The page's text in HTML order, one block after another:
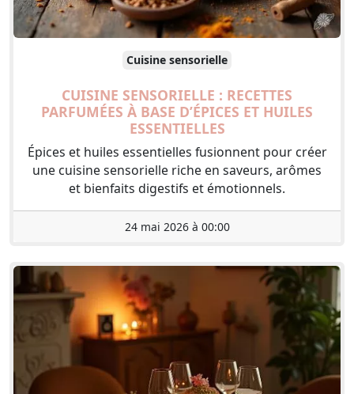
Cuisine sensorielle
CUISINE SENSORIELLE : RECETTES
PARFUMÉES À BASE D’ÉPICES ET HUILES
ESSENTIELLES
Épices et huiles essentielles fusionnent pour créer
une cuisine sensorielle riche en saveurs, arômes
et bienfaits digestifs et émotionnels.
24 mai 2026 à 00:00